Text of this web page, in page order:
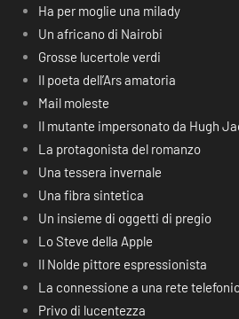
Ha per moglie una milady
Un africano di Nairobi
Grosse lucertole verdi
Il poeta dell’Ars amatoria
Mail moleste
Il mutante impersonato da Hugh
La protagonista del romanzo
Una tessera invernale
Una fibra sintetica
Un insieme di oggetti di pregio
Lo Steve della Apple
Il Nolde pittore espressionista
La connessione a una rete
Privo di lucentezza